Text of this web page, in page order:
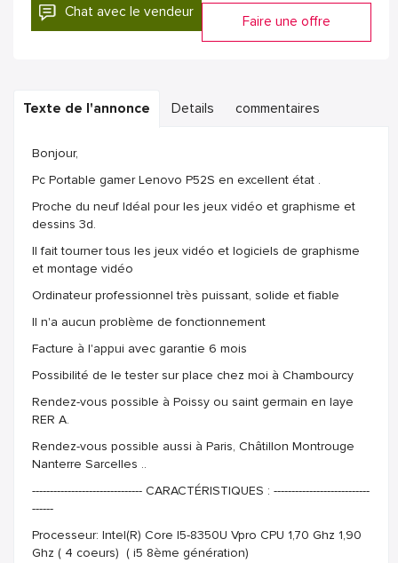
Chat avec le vendeur
Faire une offre
Texte de l'annonce Details commentaires
Bonjour,
Pc Portable gamer Lenovo P52S en excellent état .
Proche du neuf Idéal pour les jeux vidéo et graphisme et
dessins 3d.
Il fait tourner tous les jeux vidéo et logiciels de graphisme
et montage vidéo
Ordinateur professionnel très puissant, solide et fiable
Il n'a aucun problème de fonctionnement
Facture à l'appui avec garantie 6 mois
Possibilité de le tester sur place chez moi à Chambourcy
Rendez-vous possible à Poissy ou saint germain en laye
RER A.
Rendez-vous possible aussi à Paris, Châtillon Montrouge
Nanterre Sarcelles ..
------------------------------- CARACTÉRISTIQUES : ---------------------------
------
Processeur: Intel(R) Core I5-8350U Vpro CPU 1,70 Ghz 1,90
Ghz ( 4 coeurs) ( i5 8ème génération)